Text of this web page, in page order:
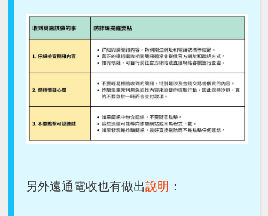
另外遠通電收也有做出說明 ：